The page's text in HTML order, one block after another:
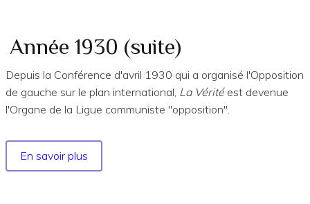
Année 1930 (suite)
Depuis la Conférence d'avril 1930 qui a organisé l'Opposition
de gauche sur le plan international, La Véritéest devenue
l'Organe de la Ligue communiste "opposition".
En savoir plus
Année